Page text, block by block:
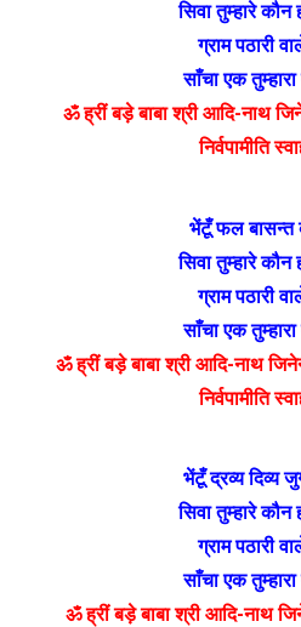
सिवा तुम्हारे कौन
ग्राम पठारी
साँचा एक तुम्हारा
ॐ ह्रीं बड़े बाबा श्री आदि-नाथ
निर्वपामीति
भेंटूँ फल बासन्त
सिवा तुम्हारे कौन
ग्राम पठारी
साँचा एक तुम्हारा
ॐ ह्रीं बड़े बाबा श्री आदि-नाथ
निर्वपामीति
भेंटूँ द्रव्य दिव्य
सिवा तुम्हारे कौन
ग्राम पठारी
साँचा एक तुम्हारा
ॐ ह्रीं बड़े बाबा श्री आदि-नाथ